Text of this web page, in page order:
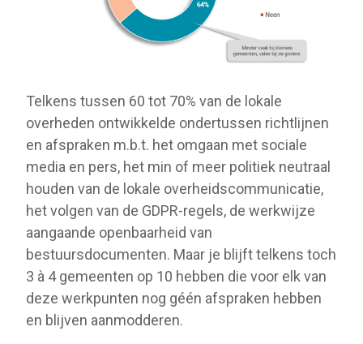
Telkens tussen 60 tot 70% van de lokale
overheden ontwikkelde ondertussen richtlijnen
en afspraken m.b.t. het omgaan met sociale
media en pers, het min of meer politiek neutraal
houden van de lokale overheidscommunicatie,
het volgen van de GDPR-regels, de werkwijze
aangaande openbaarheid van
bestuursdocumenten. Maar je blijft telkens toch
3 à 4 gemeenten op 10 hebben die voor elk van
deze werkpunten nog géén afspraken hebben
en blijven aanmodderen.